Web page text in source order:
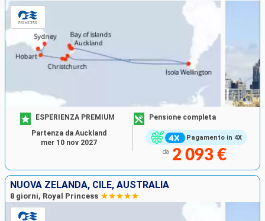
Pagamento in 4X
ESPERIENZA PREMIUM Pensione completa
da 2 093 €
Partenza da Auckland
mer 10 nov 2027
NUOVA ZELANDA, CILE, AUSTRALIA
8 giorni, Royal Princess